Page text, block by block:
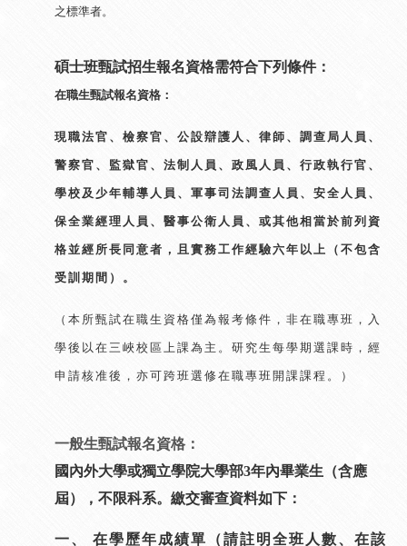
之標準者。
碩士班甄試招生報名資格需符合下列條件：
在職生甄試報名資格：
現職法官、檢察官、公設辯護人、律師、調查局人員、
警察官、監獄官、法制人員、政風人員、行政執行官、
學校及少年輔導人員、軍事司法調查人員、安全人員、
保全業經理人員、醫事公衛人員、或其他相當於前列資
格並經所長同意者，且實務工作經驗六年以上（不包含
受訓期間）。
（本所甄試在職生資格僅為報考條件，非在職專班，入
學後以在三峽校區上課為主。研究生每學期選課時，經
申請核准後，亦可跨班選修在職專班開課課程。）
一般生甄試報名資格：
國內外大學或獨立學院大學部3年內畢業生（含應
屆），不限科系。繳交審查資料如下：
一、 在學歷年成績單（請註明全班人數、在該